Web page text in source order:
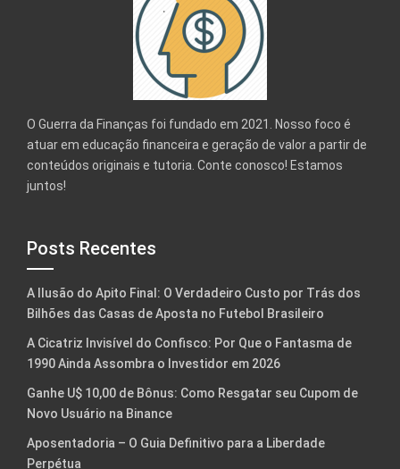
O Guerra da Finanças foi fundado em 2021. Nosso foco é
atuar em educação financeira e geração de valor a partir de
conteúdos originais e tutoria. Conte conosco! Estamos
juntos!
Posts Recentes
A Ilusão do Apito Final: O Verdadeiro Custo por Trás dos
Bilhões das Casas de Aposta no Futebol Brasileiro
A Cicatriz Invisível do Confisco: Por Que o Fantasma de
1990 Ainda Assombra o Investidor em 2026
Ganhe U$ 10,00 de Bônus: Como Resgatar seu Cupom de
Novo Usuário na Binance
Aposentadoria – O Guia Definitivo para a Liberdade
Perpétua